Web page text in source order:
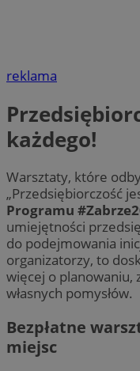
reklama
każdego!
Warsztaty, które
„Przedsiębiorczość
Programu
umiejętności
do podejmowania
organizatorzy, to
więcej o planowaniu,
własnych pomysłów.
Bezpłatne
miejsc